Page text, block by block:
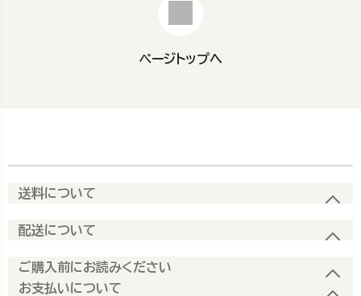
ページトップへ
送料について
配送について
ご購入前にお読みください
お支払いについて